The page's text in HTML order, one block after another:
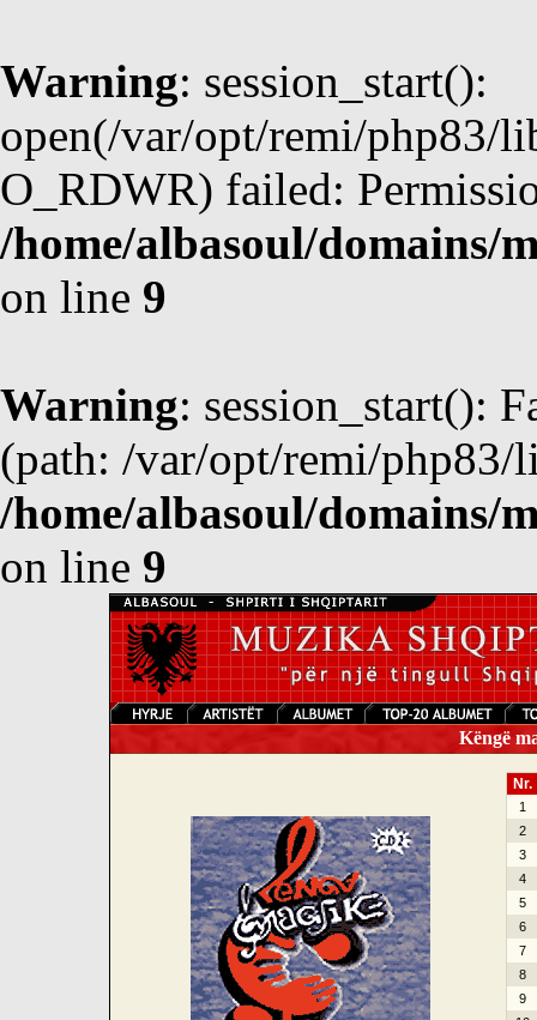
Warning: session_start():
open(/var/opt/remi/php83/
O_RDWR) failed:
/home/albasoul/domains/
on line 9
Warning: session_start():
(path: /var/opt/remi/php83/
/home/albasoul/domains/
on line 9
Këngë
Nr.
1
2
3
4
5
6
7
8
9